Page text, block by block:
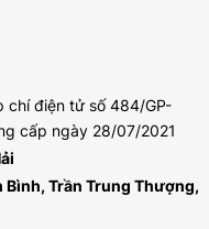
chí điện tử số 484/GP-
cấp ngày 28/07/2021
Bình, Trần Trung Thượng,